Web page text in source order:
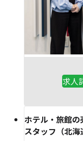
求人
ホテル・旅館
スタッフ（北海